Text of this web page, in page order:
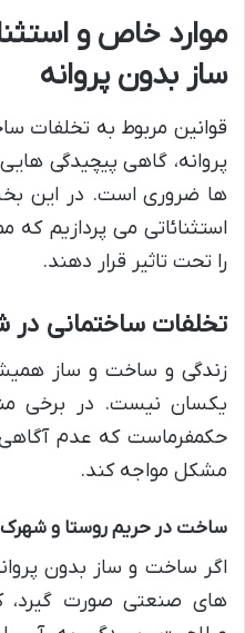
موارد خاص و
ساز بدون پروانه
قوانین مربوط به تخلفات
پروانه، گاهی پیچیدگی
ها ضروری است. در این
استثنائاتی می پردازیم
را تحت تاثیر قرار دهند.
تخلفات ساختمانی
زندگی و ساخت و ساز
یکسان نیست. در برخی
حکمفرماست که عدم آگاهی
مشکل مواجه کند.
ساخت در حریم روستا و
اگر ساخت و ساز بدون